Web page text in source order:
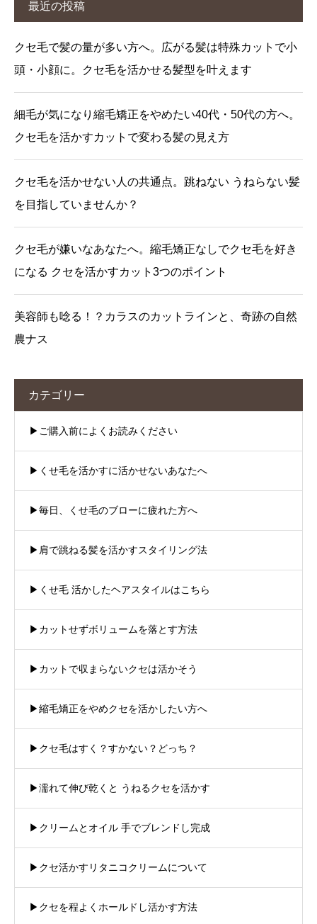
最近の投稿
クセ毛で髪の量が多い方へ。広がる髪は特殊カットで小
頭・小顔に。クセ毛を活かせる髪型を叶えます
細毛が気になり縮毛矯正をやめたい40代・50代の方へ。
クセ毛を活かすカットで変わる髪の見え方
クセ毛を活かせない人の共通点。跳ねない うねらない髪
を目指していませんか？
クセ毛が嫌いなあなたへ。縮毛矯正なしでクセ毛を好き
になる クセを活かすカット3つのポイント
美容師も唸る！？カラスのカットラインと、奇跡の自然
農ナス
カテゴリー
▶︎ご購入前によくお読みください
▶︎くせ毛を活かすに活かせないあなたへ
▶︎毎日、くせ毛のブローに疲れた方へ
▶︎肩で跳ねる髪を活かすスタイリング法
▶︎くせ毛 活かしたヘアスタイルはこちら
▶︎カットせずボリュームを落とす方法
▶︎カットで収まらないクセは活かそう
▶︎縮毛矯正をやめクセを活かしたい方へ
▶︎クセ毛はすく？すかない？どっち？
▶︎濡れて伸び乾くと うねるクセを活かす
▶︎クリームとオイル 手でブレンドし完成
▶︎クセ活かすリタニコクリームについて
▶︎クセを程よくホールドし活かす方法